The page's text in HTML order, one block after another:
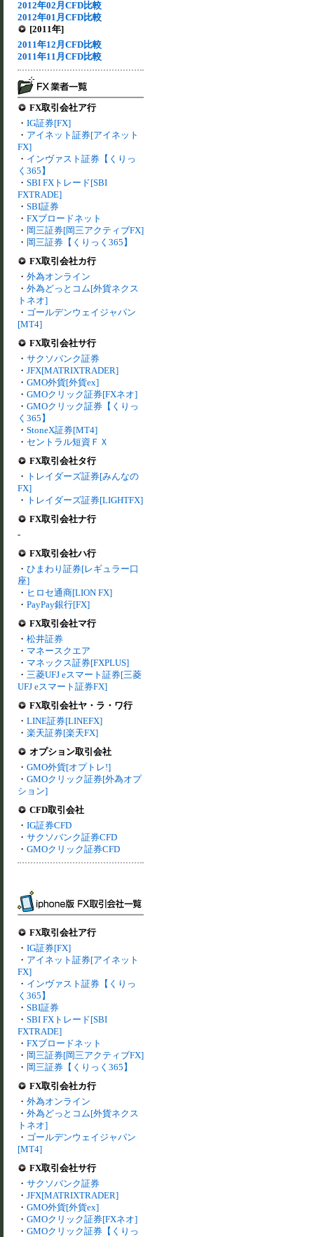
2012年02月CFD比較
2012年01月CFD比較
[2011年]
2011年12月CFD比較
2011年11月CFD比較
FX取引会社ア行
・ IG証券[FX]
・ アイネット証券[アイネット
FX]
・ インヴァスト証券【くりっ
く365】
・ SBI FXトレード[SBI
FXTRADE]
・ SBI証券
・ FXブロードネット
・ 岡三証券[岡三アクティブFX]
・ 岡三証券【くりっく365】
FX取引会社カ行
・ 外為オンライン
・ 外為どっとコム[外貨ネクス
トネオ]
・ ゴールデンウェイジャパン
[MT4]
FX取引会社サ行
・ サクソバンク証券
・ JFX[MATRIXTRADER]
・ GMO外貨[外貨ex]
・ GMOクリック証券[FXネオ]
・ GMOクリック証券【くりっ
く365】
・ StoneX証券[MT4]
・ セントラル短資ＦＸ
FX取引会社タ行
・ トレイダーズ証券[みんなの
FX]
・ トレイダーズ証券[LIGHTFX]
FX取引会社ナ行
-
FX取引会社ハ行
・ ひまわり証券[レギュラー口
座]
・ ヒロセ通商[LION FX]
・ PayPay銀行[FX]
FX取引会社マ行
・ 松井証券
・ マネースクエア
・ マネックス証券[FXPLUS]
・ 三菱UFJ eスマート証券[三菱
UFJ eスマート証券FX]
FX取引会社ヤ・ラ・ワ行
・ LINE証券[LINEFX]
・ 楽天証券[楽天FX]
オプション取引会社
・ GMO外貨[オプトレ!]
・ GMOクリック証券[外為オプ
ション]
CFD取引会社
・ IG証券CFD
・ サクソバンク証券CFD
・ GMOクリック証券CFD
FX取引会社ア行
・ IG証券[FX]
・ アイネット証券[アイネット
FX]
・ インヴァスト証券【くりっ
く365】
・ SBI証券
・ SBI FXトレード[SBI
FXTRADE]
・ FXブロードネット
・ 岡三証券[岡三アクティブFX]
・ 岡三証券【くりっく365】
FX取引会社カ行
・ 外為オンライン
・ 外為どっとコム[外貨ネクス
トネオ]
・ ゴールデンウェイジャパン
[MT4]
FX取引会社サ行
・ サクソバンク証券
・ JFX[MATRIXTRADER]
・ GMO外貨[外貨ex]
・ GMOクリック証券[FXネオ]
・ GMOクリック証券【くりっ